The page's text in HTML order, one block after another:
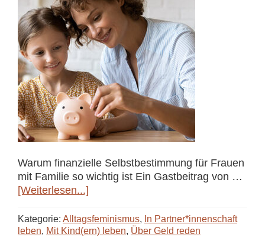
Warum finanzielle Selbstbestimmung für Frauen
mit Familie so wichtig ist Ein Gastbeitrag von …
[Weiterlesen...]
der
Mütter
Kategorie: Alltagsfeminismus, In Partner*innenschaft
leben, Mit Kind(ern) leben, Über Geld reden